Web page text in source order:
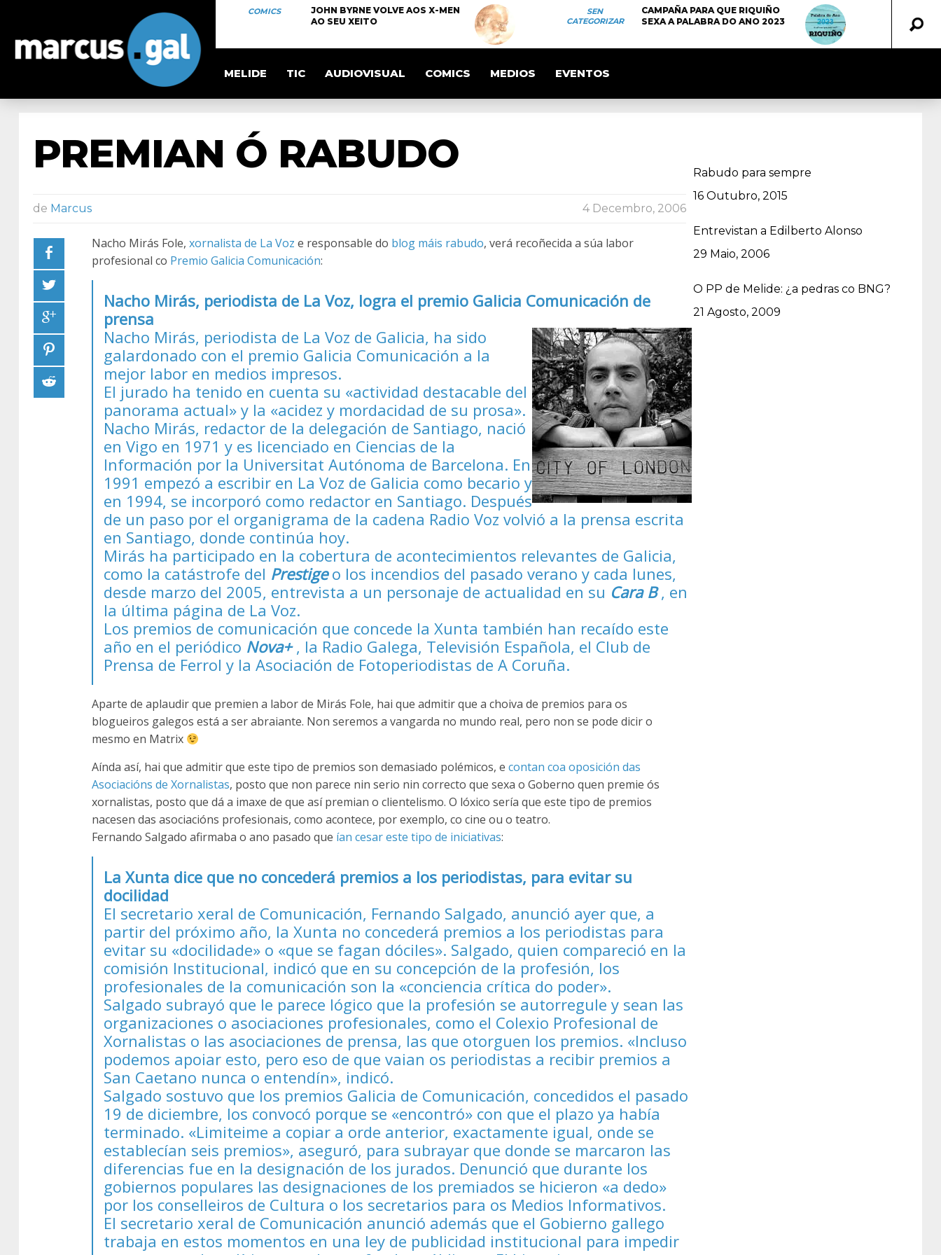
COMICS
JOHN BYRNE VOLVE AOS X-MEN
AO SEU XEITO
SEN
CATEGORIZAR
CAMPAÑA PARA QUE RIQUIÑO
SEXA A PALABRA DO ANO 2023
MELIDE TIC AUDIOVISUAL COMICS MEDIOS EVENTOS
PREMIAN Ó RABUDO
de Marcus 4 Decembro, 2006
Nacho Mirás Fole, xornalista de La Voz e responsable do blog máis rabudo, verá recoñecida a súa labor
profesional co Premio Galicia Comunicación:
Nacho Mirás, periodista de La Voz, logra el premio Galicia Comunicación de
prensa
Nacho Mirás, periodista de La Voz de Galicia, ha sido
galardonado con el premio Galicia Comunicación a la
mejor labor en medios impresos.
El jurado ha tenido en cuenta su «actividad destacable del
panorama actual» y la «acidez y mordacidad de su prosa».
Nacho Mirás, redactor de la delegación de Santiago, nació
en Vigo en 1971 y es licenciado en Ciencias de la
Información por la Universitat Autónoma de Barcelona. En
1991 empezó a escribir en La Voz de Galicia como becario y
en 1994, se incorporó como redactor en Santiago. Después
de un paso por el organigrama de la cadena Radio Voz volvió a la prensa escrita
en Santiago, donde continúa hoy.
Mirás ha participado en la cobertura de acontecimientos relevantes de Galicia,
como la catástrofe del Prestigeo los incendios del pasado verano y cada lunes,
desde marzo del 2005, entrevista a un personaje de actualidad en su Cara B, en
la última página de La Voz.
Los premios de comunicación que concede la Xunta también han recaído este
año en el periódico Nova+, la Radio Galega, Televisión Española, el Club de
Prensa de Ferrol y la Asociación de Fotoperiodistas de A Coruña.
Aparte de aplaudir que premien a labor de Mirás Fole, hai que admitir que a choiva de premios para os
blogueiros galegos está a ser abraiante. Non seremos a vangarda no mundo real, pero non se pode dicir o
mesmo en Matrix
Aínda así, hai que admitir que este tipo de premios son demasiado polémicos, e contan coa oposición das
Asociacións de Xornalistas, posto que non parece nin serio nin correcto que sexa o Goberno quen premie ós
xornalistas, posto que dá a imaxe de que así premian o clientelismo. O lóxico sería que este tipo de premios
nacesen das asociacións profesionais, como acontece, por exemplo, co cine ou o teatro.
Fernando Salgado afirmaba o ano pasado que ían cesar este tipo de iniciativas:
La Xunta dice que no concederá premios a los periodistas, para evitar su
docilidad
El secretario xeral de Comunicación, Fernando Salgado, anunció ayer que, a
partir del próximo año, la Xunta no concederá premios a los periodistas para
evitar su «docilidade» o «que se fagan dóciles». Salgado, quien compareció en la
comisión Institucional, indicó que en su concepción de la profesión, los
profesionales de la comunicación son la «conciencia crítica do poder».
Salgado subrayó que le parece lógico que la profesión se autorregule y sean las
organizaciones o asociaciones profesionales, como el Colexio Profesional de
Xornalistas o las asociaciones de prensa, las que otorguen los premios. «Incluso
podemos apoiar esto, pero eso de que vaian os periodistas a recibir premios a
San Caetano nunca o entendín», indicó.
Salgado sostuvo que los premios Galicia de Comunicación, concedidos el pasado
19 de diciembre, los convocó porque se «encontró» con que el plazo ya había
terminado. «Limiteime a copiar a orde anterior, exactamente igual, onde se
establecían seis premios», aseguró, para subrayar que donde se marcaron las
diferencias fue en la designación de los jurados. Denunció que durante los
gobiernos populares las designaciones de los premiados se hicieron «a dedo»
por los conselleiros de Cultura o los secretarios para os Medios Informativos.
El secretario xeral de Comunicación anunció además que el Gobierno gallego
trabaja en estos momentos en una ley de publicidad institucional para impedir
Rabudo para sempre
Data
16 Outubro, 2015
Entrevistan a Edilberto Alonso
Data
29 Maio, 2006
O PP de Melide: ¿a pedras co BNG?
Data
21 Agosto, 2009